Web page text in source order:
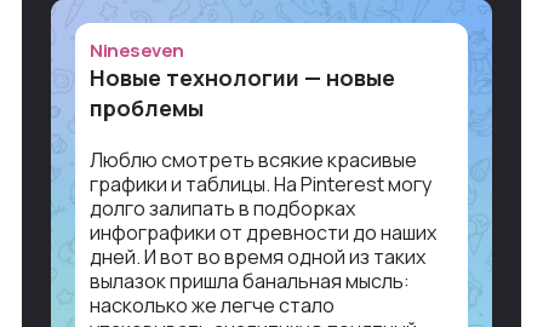
Nineseven
Новые технологии — новые
проблемы
Люблю смотреть всякие красивые
графики и таблицы. На Pinterest могу
долго залипать в подборках
инфографики от древности до наших
дней. И вот во время одной из таких
вылазок пришла банальная мысль:
насколько же легче стало